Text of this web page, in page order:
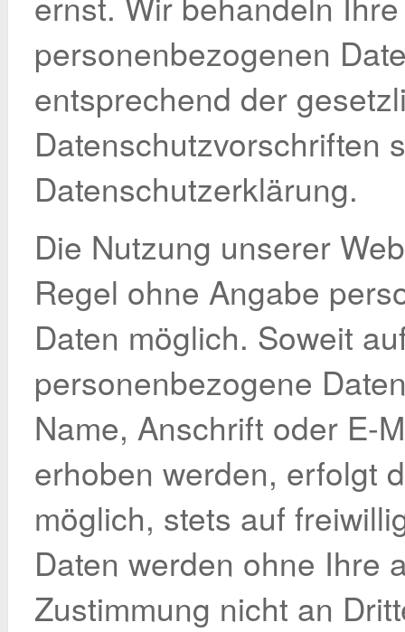
personenbezogenen
entsprechend der
Datenschutzvorschriften
Datenschutzerklärung.
Die Nutzung unserer
Regel ohne Angabe
Daten möglich. Soweit
personenbezogene
Name, Anschrift oder E-
erhoben werden, erfolgt
möglich, stets auf
Daten werden ohne Ihre
Zustimmung nicht an